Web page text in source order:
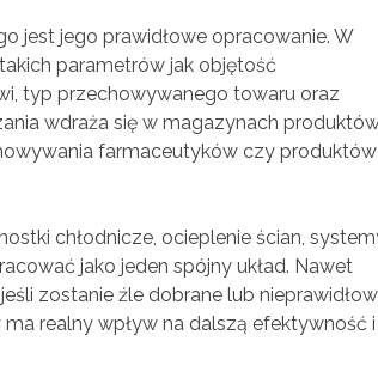
jest jego prawidłowe opracowanie. W
parametrów jak objętość
typ przechowywanego towaru oraz
wdraża się w magazynach
farmaceutyków czy produktów
chłodnicze, ocieplenie ścian,
jako jeden spójny układ. Nawet
zostanie źle dobrane lub
realny wpływ na dalszą efektywność i